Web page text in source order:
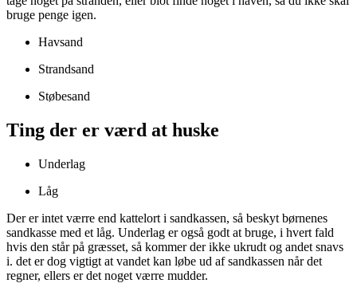
bruge penge igen.
Havsand
Strandsand
Støbesand
Ting der er værd at huske
Underlag
Låg
Der er intet værre end kattelort i sandkassen, så beskyt børnenes
sandkasse med et låg. Underlag er også godt at bruge, i hvert fald
hvis den står på græsset, så kommer der ikke ukrudt og andet snavs
i. det er dog vigtigt at vandet kan løbe ud af sandkassen når det
regner, ellers er det noget værre mudder.